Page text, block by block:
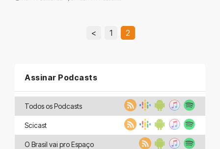
< 1 2
Assinar Podcasts
Todos os Podcasts
Scicast
O Brasil vai pro Espaço